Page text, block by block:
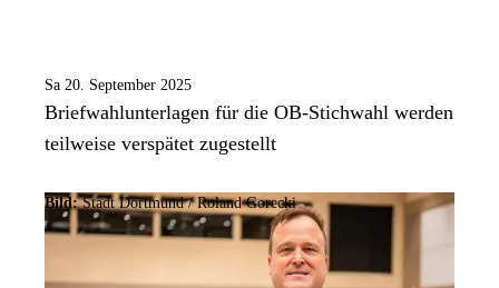
Sa 20. September 2025
Briefwahlunterlagen für die OB-Stichwahl werden
teilweise verspätet zugestellt
Bild:Stadt Dortmund / Roland Gorecki